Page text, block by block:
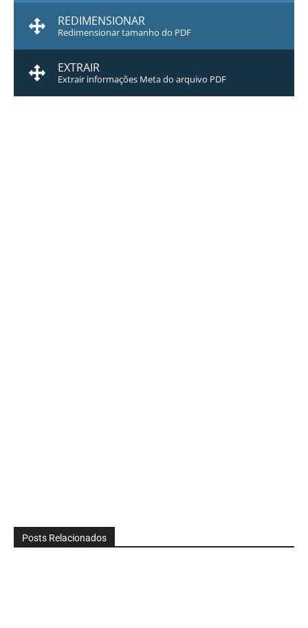
REDIMENSIONAR
Redimensionar tamanho do PDF
EXTRAIR
Extrair informações Meta do arquivo PDF
Posts Relacionados